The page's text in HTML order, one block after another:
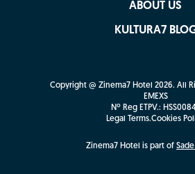
ABOUT US
KULTURA7
Copyright @ Zinema7 Hotel 2026. All
EMEXS
Nº Reg ETPV.:
Legal Terms.Cookies
Zinema7 Hotel is part of